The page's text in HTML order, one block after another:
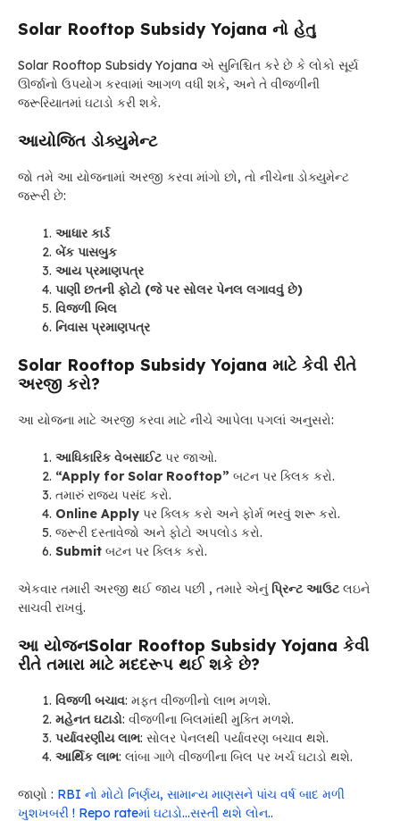
Solar Rooftop Subsidy Yojana નો હેતુ
Solar Rooftop Subsidy Yojana એ સુનિશ્ચિત કરે છે કે લોકો સૂર્ય
ઊર્જાનો ઉપયોગ કરવામાં આગળ વધી શકે, અને તે વીજળીની
જરૂરિયાતમાં ઘટાડો કરી શકે.
આયોજિત ડોક્યુમેન્ટ
જો તમે આ યોજનામાં અરજી કરવા માંગો છો, તો નીચેના ડોક્યુમેન્ટ
જરૂરી છે:
આધાર કાર્ડ
બેંક પાસબુક
આય પ્રમાણપત્ર
પાણી છતની ફોટો (જે પર સોલર પેનલ લગાવવું છે)
વિજળી બિલ
નિવાસ પ્રમાણપત્ર
Solar Rooftop Subsidy Yojana માટે કેવી રીતે
અરજી કરો?
આ યોજના માટે અરજી કરવા માટે નીચે આપેલા પગલાં અનુસરો:
આધિકારિક વેબસાઈટપર જાઓ.
“Apply for Solar Rooftop” બટન પર ક્લિક કરો.
તમારું રાજ્ય પસંદ કરો.
Online Apply પર ક્લિક કરો અને ફોર્મ ભરવું શરૂ કરો.
જરૂરી દસ્તાવેજો અને ફોટો અપલોડ કરો.
Submit બટન પર ક્લિક કરો.
એકવાર તમારી અરજી થઈ જાય પછી , તમારે એનું પ્રિન્ટ આઉટલઇને
સાચવી રાખવું.
આ યોજનSolar Rooftop Subsidy Yojana કેવી
રીતે તમારા માટે મદદરૂપ થઈ શકે છે?
વિજળી બચાવ: મફત વીજળીનો લાભ મળશે.
મહેનત ઘટાડો: વીજળીના બિલમાંથી મુક્તિ મળશે.
પર્યાવરણીય લાભ: સોલર પેનલથી પર્યાવરણ બચાવ થશે.
આર્થિક લાભ: લાંબા ગાળે વીજળીના બિલ પર ખર્ચ ઘટાડો થશે.
જાણો : RBI નો મોટો નિર્ણય, સામાન્ય માણસને પાંચ વર્ષ બાદ મળી
ખુશખબરી ! Repo rateમાં ઘટાડો…સસ્તી થશે લોન..